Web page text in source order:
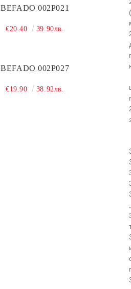
BEFADO 002P021
€20.40 39.90лв.
BEFADO 002P027
€19.90 38.92лв.